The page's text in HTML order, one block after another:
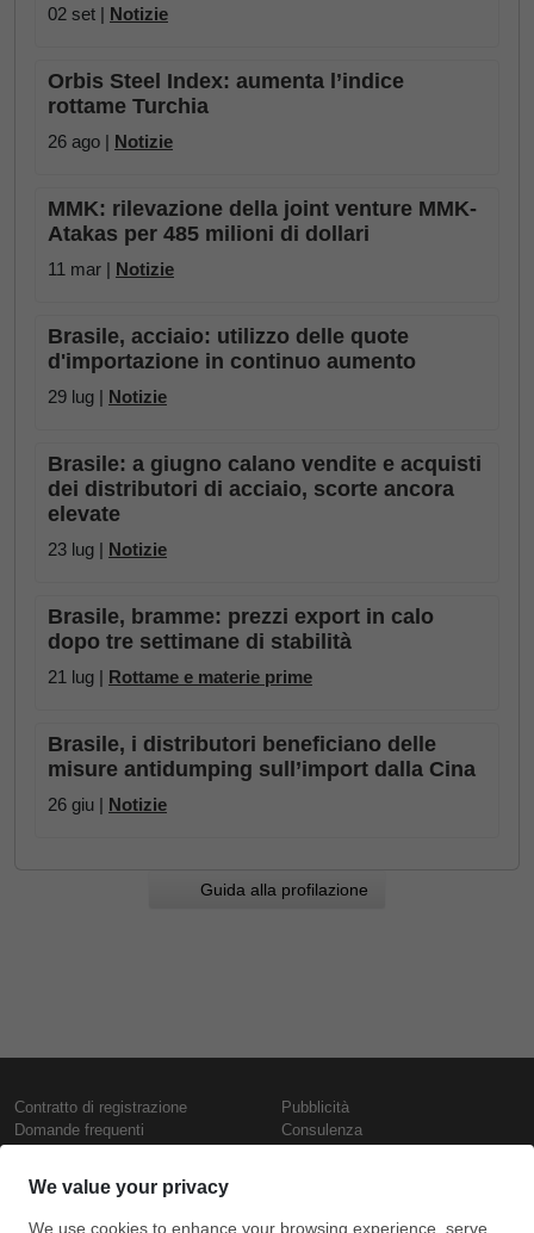
02 set | Notizie
Orbis Steel Index: aumenta l’indice
rottame Turchia
26 ago | Notizie
MMK: rilevazione della joint venture MMK-
Atakas per 485 milioni di dollari
11 mar | Notizie
Brasile, acciaio: utilizzo delle quote
d'importazione in continuo aumento
29 lug | Notizie
Brasile: a giugno calano vendite e acquisti
dei distributori di acciaio, scorte ancora
elevate
23 lug | Notizie
Brasile, bramme: prezzi export in calo
dopo tre settimane di stabilità
21 lug | Rottame e materie prime
Brasile, i distributori beneficiano delle
misure antidumping sull’import dalla Cina
26 giu | Notizie
Guida alla profilazione
Contratto di registrazione
Domande frequenti
Presentazione
Contattaci
Termini di utilizzo
Pubblicità
Consulenza